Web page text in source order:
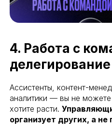
4. Работа с
делегирование
Ассистенты, контент-
аналитики — вы не
хотите расти.
организует других, а